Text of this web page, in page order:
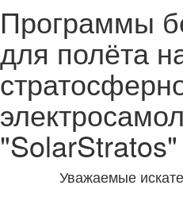
Программы
для полёта
"SolarStratos"
Уважаемые